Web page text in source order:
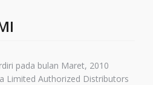
pada bulan Maret, 2010
Limited Authorized Distributors